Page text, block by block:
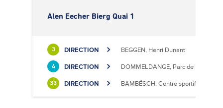
Alen Eecher Bierg Quai 1
3 DIRECTION BEGGEN, Henri Dunant
4 DIRECTION DOMMELDANGE, Parc de l'Europe
33 DIRECTION BAMBËSCH, Centre sportif